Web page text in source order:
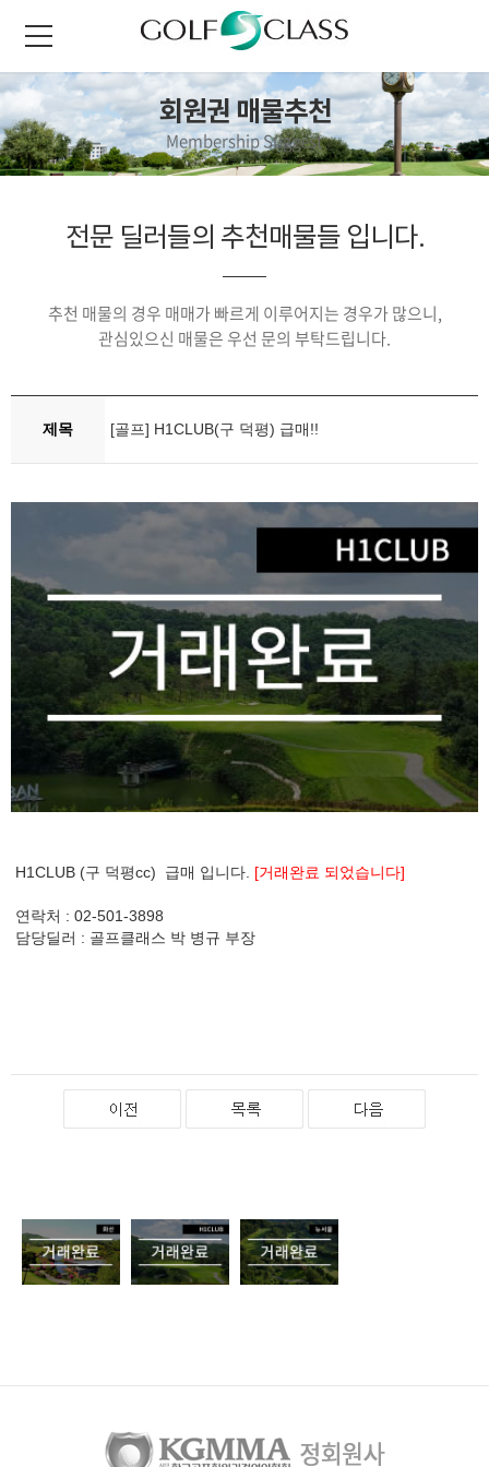
회원권 매물추천
Membership Suggest
전문 딜러들의 추천매물들 입니다.
추천 매물의 경우 매매가 빠르게 이루어지는 경우가 많으니,
관심있으신 매물은 우선 문의 부탁드립니다.
제목 [골프] H1CLUB(구 덕평) 급매!!
H1CLUB (구 덕평cc) 급매 입니다. [거래완료 되었습니다]
연락처 : 02-501-3898
담당딜러 : 골프클래스 박 병규 부장